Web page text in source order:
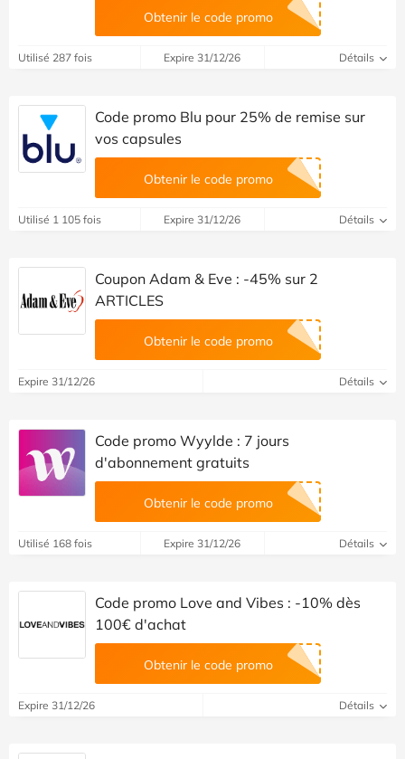
Obtenir le code promo
Utilisé 287 fois Expire 31/12/26 Détails
Code promo Blu pour 25% de remise sur
vos capsules
Obtenir le code promo
Utilisé 1 105 fois Expire 31/12/26 Détails
Coupon Adam & Eve : -45% sur 2
ARTICLES
Obtenir le code promo
Expire 31/12/26 Détails
Code promo Wyylde : 7 jours
d'abonnement gratuits
Obtenir le code promo
Utilisé 168 fois Expire 31/12/26 Détails
Code promo Love and Vibes : -10% dès
100€ d'achat
Obtenir le code promo
Expire 31/12/26 Détails